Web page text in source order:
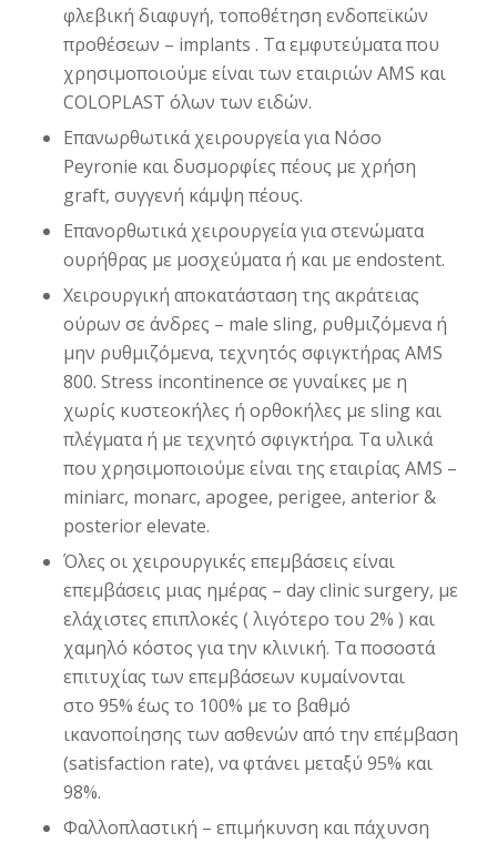
φλεβική διαφυγή, τοποθέτηση ενδοπεϊκών
προθέσεων – implants . Τα εμφυτεύματα που
χρησιμοποιούμε είναι των εταιριών AMS και
COLOPLAST όλων των ειδών.
Επανωρθωτικά χειρουργεία για Νόσο
Peyronie και δυσμορφίες πέους με χρήση
graft, συγγενή κάμψη πέους.
Επανορθωτικά χειρουργεία για στενώματα
ουρήθρας με μοσχεύματα ή και με endostent.
Χειρουργική αποκατάσταση της ακράτειας
ούρων σε άνδρες – male sling, ρυθμιζόμενα ή
μην ρυθμιζόμενα, τεχνητός σφιγκτήρας AMS
800. Stress incontinence σε γυναίκες με η
χωρίς κυστεοκήλες ή ορθοκήλες με sling και
πλέγματα ή με τεχνητό σφιγκτήρα. Τα υλικά
που χρησιμοποιούμε είναι της εταιρίας AMS –
miniarc, monarc, apogee, perigee, anterior &
posterior elevate.
Όλες οι χειρουργικές επεμβάσεις είναι
επεμβάσεις μιας ημέρας – day clinic surgery, με
ελάχιστες επιπλοκές ( λιγότερο του 2% ) και
χαμηλό κόστος για την κλινική. Τα ποσοστά
επιτυχίας των επεμβάσεων κυμαίνονται
στο 95% έως το 100% με το βαθμό
ικανοποίησης των ασθενών από την επέμβαση
(satisfaction rate), να φτάνει μεταξύ 95% και
98%.
Φαλλοπλαστική – επιμήκυνση και πάχυνση